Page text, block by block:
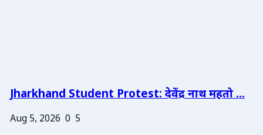
Jharkhand Student Protest: देवेंद्र नाथ महतो ...
Aug 5, 2026 0 5